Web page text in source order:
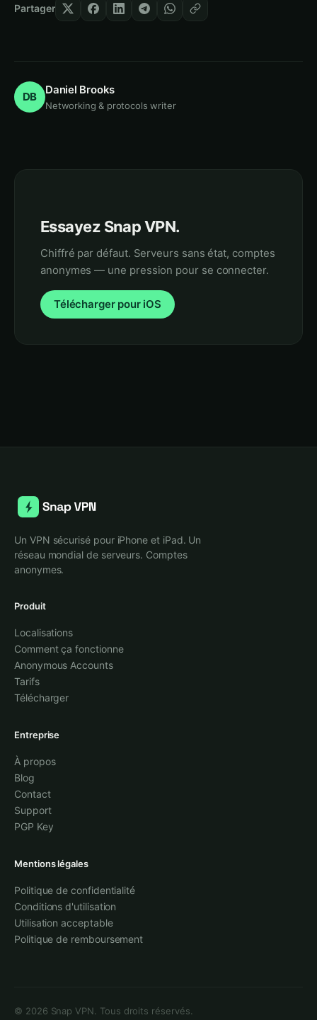
Partager
DB
Daniel Brooks
Networking & protocols writer
Essayez Snap VPN.
Chiffré par défaut. Serveurs sans état, comptes
anonymes — une pression pour se connecter.
Télécharger pour iOS
Un VPN sécurisé pour iPhone et iPad. Un
réseau mondial de serveurs. Comptes
anonymes.
Produit
Localisations
Comment ça fonctionne
Anonymous Accounts
Tarifs
Télécharger
Entreprise
À propos
Blog
Contact
Support
PGP Key
Mentions légales
Politique de confidentialité
Conditions d'utilisation
Utilisation acceptable
Politique de remboursement
© 2026 Snap VPN. Tous droits réservés.